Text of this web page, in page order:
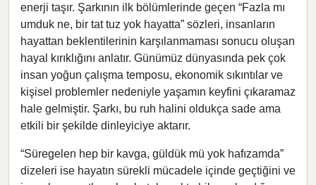
enerji taşır. Şarkının ilk bölümlerinde geçen “Fazla mı
umduk ne, bir tat tuz yok hayatta” sözleri, insanların
hayattan beklentilerinin karşılanmaması sonucu oluşan
hayal kırıklığını anlatır. Günümüz dünyasında pek çok
insan yoğun çalışma temposu, ekonomik sıkıntılar ve
kişisel problemler nedeniyle yaşamın keyfini çıkaramaz
hale gelmiştir. Şarkı, bu ruh halini oldukça sade ama
etkili bir şekilde dinleyiciye aktarır.
“Süregelen hep bir kavga, güldük mü yok hafızamda”
dizeleri ise hayatın sürekli mücadele içinde geçtiğini ve